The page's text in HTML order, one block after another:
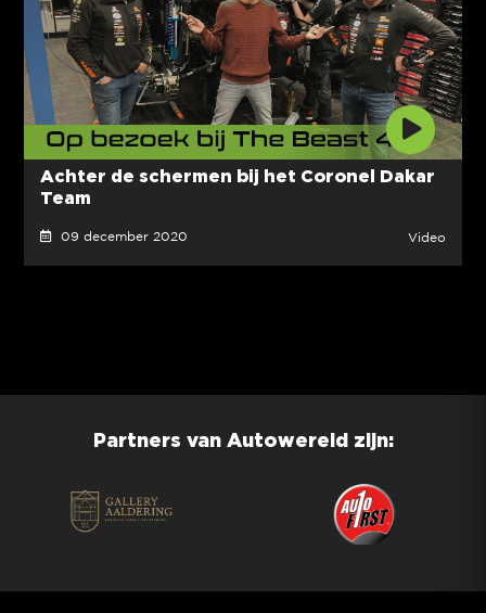
Achter de schermen bij het Coronel Dakar
Team
09 december 2020 Video
Partners van Autowereld zijn: